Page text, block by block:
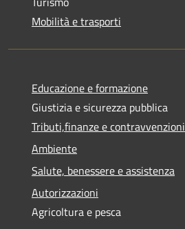
Mobilità e trasporti
Educazione e formazione
Giustizia e sicurezza pubblica
Tributi,finanze e contravvenzioni
Ambiente
Salute, benessere e assistenza
Autorizzazioni
Agricoltura e pesca